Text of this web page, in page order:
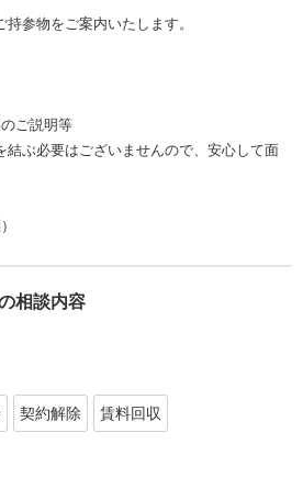
参物をご案内いたします。
ご説明等
ぶ必要はございませんので、安心して面
相談内容
契約解除 賃料回収